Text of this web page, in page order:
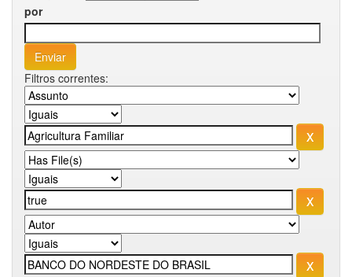
por
Filtros correntes: